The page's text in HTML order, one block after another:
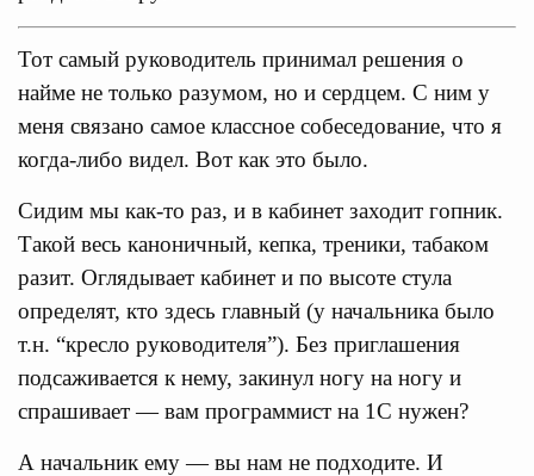
Тот самый руководитель принимал решения о
найме не только разумом, но и сердцем. С ним у
меня связано самое классное собеседование, что я
когда-либо видел. Вот как это было.
Сидим мы как-то раз, и в кабинет заходит гопник.
Такой весь каноничный, кепка, треники, табаком
разит. Оглядывает кабинет и по высоте стула
определят, кто здесь главный (у начальника было
т.н. “кресло руководителя”). Без приглашения
подсаживается к нему, закинул ногу на ногу и
спрашивает — вам программист на 1С нужен?
А начальник ему — вы нам не подходите. И